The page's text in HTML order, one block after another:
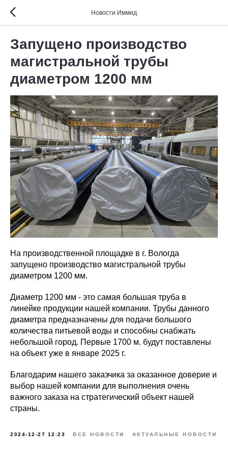
Новости Иммид
Запущено производство
магистральной трубы
диаметром 1200 мм
На производственной площадке в г. Вологда
запущено производство магистральной трубы
диаметром 1200 мм.
Диаметр 1200 мм - это самая большая труба в
линейке продукции нашей компании. Трубы данного
диаметра предназначены для подачи большого
количества питьевой воды и способны снабжать
небольшой город. Первые 1700 м. будут поставлены
на объект уже в январе 2025 г.
Благодарим нашего заказчика за оказанное доверие и
выбор нашей компании для выполнения очень
важного заказа на стратегический объект нашей
страны.
2024-12-27 12:23 ВСЕ НОВОСТИ АКТУАЛЬНЫЕ НОВОСТИ